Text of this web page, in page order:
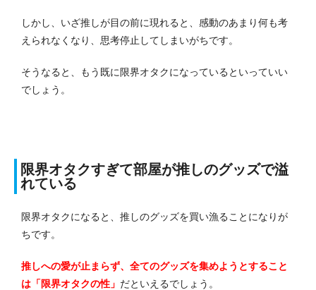
しかし、いざ推しが目の前に現れると、感動のあまり何も考
えられなくなり、思考停止してしまいがちです。
そうなると、もう既に限界オタクになっているといっていい
でしょう。
限界オタクすぎて部屋が推しのグッズで溢
れている
限界オタクになると、推しのグッズを買い漁ることになりが
ちです。
推しへの愛が止まらず、全てのグッズを集めようとすること
は「限界オタクの性」 だといえるでしょう。